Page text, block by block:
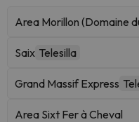
Area Morillon (Domaine
Saix Telesilla
Grand Massif Express
Area Sixt Fer à Cheval